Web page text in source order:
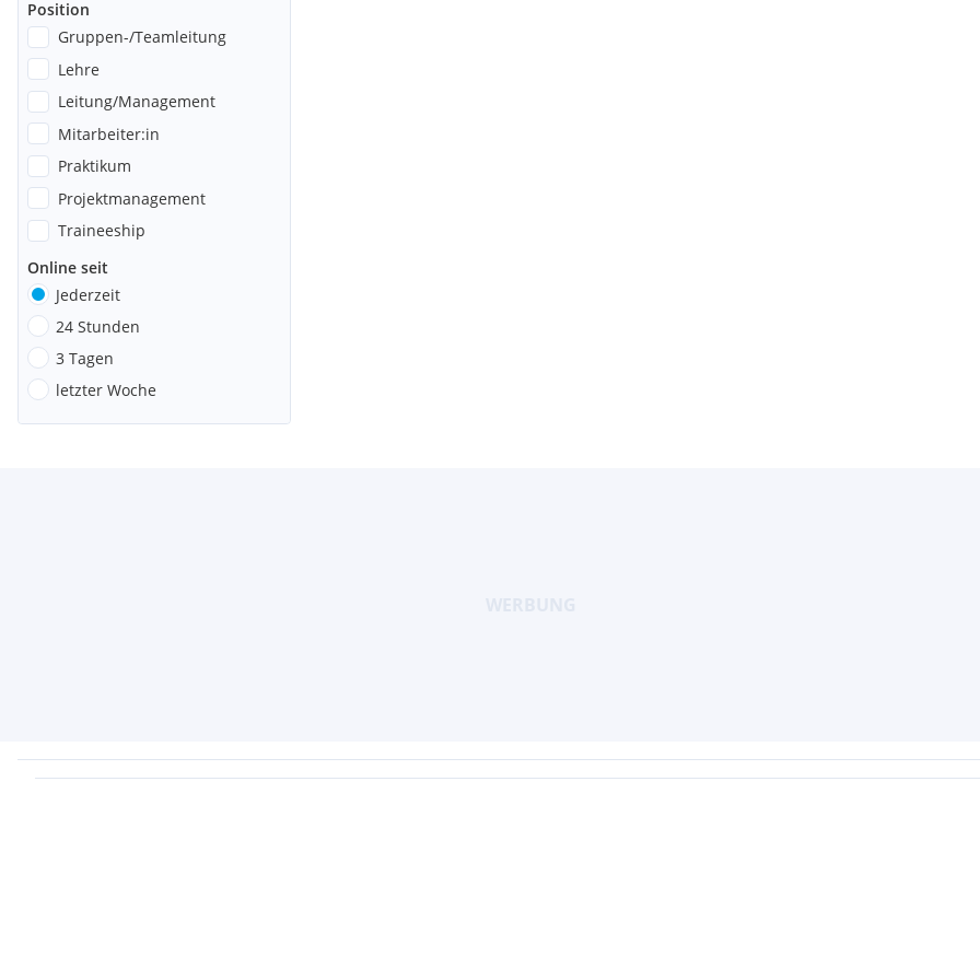
Position
Gruppen-/Teamleitung
Lehre
Leitung/Management
Mitarbeiter:in
Praktikum
Projektmanagement
Traineeship
Online seit
Jederzeit
24 Stunden
3 Tagen
letzter Woche